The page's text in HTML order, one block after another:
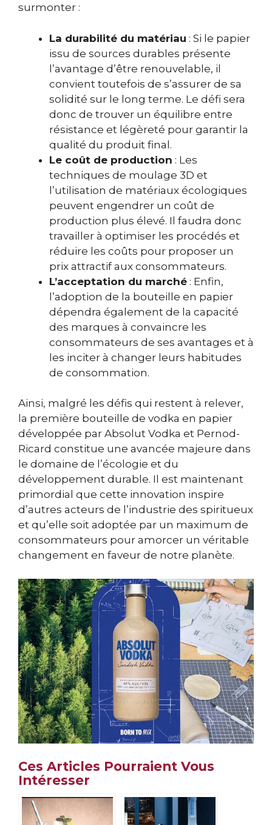
surmonter :
La durabilité du matériau : Si le papier
issu de sources durables présente
l’avantage d’être renouvelable, il
convient toutefois de s’assurer de sa
solidité sur le long terme. Le défi sera
donc de trouver un équilibre entre
résistance et légèreté pour garantir la
qualité du produit final.
Le coût de production : Les
techniques de moulage 3D et
l’utilisation de matériaux écologiques
peuvent engendrer un coût de
production plus élevé. Il faudra donc
travailler à optimiser les procédés et
réduire les coûts pour proposer un
prix attractif aux consommateurs.
L’acceptation du marché : Enfin,
l’adoption de la bouteille en papier
dépendra également de la capacité
des marques à convaincre les
consommateurs de ses avantages et à
les inciter à changer leurs habitudes
de consommation.
Ainsi, malgré les défis qui restent à relever,
la première bouteille de vodka en papier
développée par Absolut Vodka et Pernod-
Ricard constitue une avancée majeure dans
le domaine de l’écologie et du
développement durable. Il est maintenant
primordial que cette innovation inspire
d’autres acteurs de l’industrie des spiritueux
et qu’elle soit adoptée par un maximum de
consommateurs pour amorcer un véritable
changement en faveur de notre planète.
Ces Articles Pourraient Vous
Intéresser